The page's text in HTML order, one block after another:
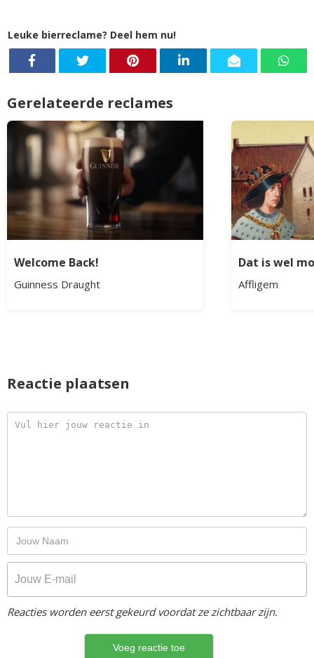
Leuke bierreclame? Deel hem nu!
Gerelateerde reclames
Welcome Back!
Guinness Draught
Dat is wel
Affligem
Reactie plaatsen
Reacties worden eerst gekeurd voordat ze zichtbaar zijn.